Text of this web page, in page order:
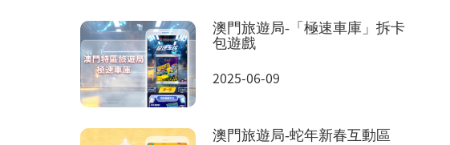
澳門旅遊局-「極速車庫」拆卡
包遊戲
2025-06-09
澳門旅遊局-蛇年新春互動區